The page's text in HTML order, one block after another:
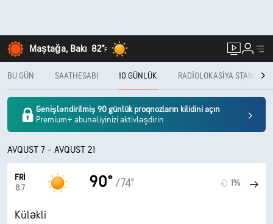
Maştağa, Bakı 82°F
BU GÜN SAATHESABI 10 GÜNLÜK RADIOLOKASIYA
Genişləndirilmiş 90 günlük proqnozların kilidini açın
Premium+ abunəliyinizi aktivləşdirin
AVQUST 7 - AVQUST 21
FRI
8.7
90° /74° 1%
Küləkli